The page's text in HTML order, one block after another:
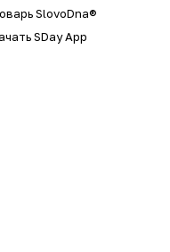
SlovoDna®
SDay App